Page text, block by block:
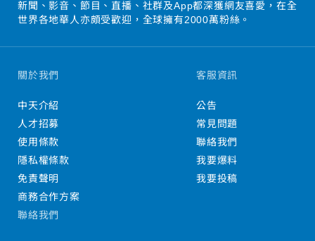
新聞、影音、節目、直播、社群及App都深獲網友喜愛，在全
世界各地華人亦頗受歡迎，全球擁有2000萬粉絲。
關於我們
中天介紹
人才招募
使用條款
隱私權條款
免責聲明
商務合作方案
客服資訊
公告
常見問題
聯絡我們
我要爆料
我要投稿
聯絡我們